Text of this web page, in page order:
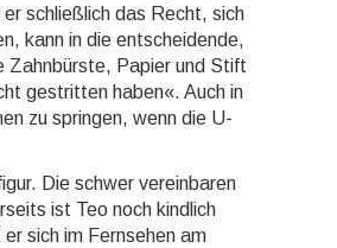
schließ­lich das Recht, sich
kann in die ent­schei­den­de,
Zahn­bürste, Papier und Stift
ge­strit­ten haben«. Auch in
zu springen, wenn die U-
Die schwer ver­ein­baren
ist Teo noch kind­lich
sich im Fern­sehen am